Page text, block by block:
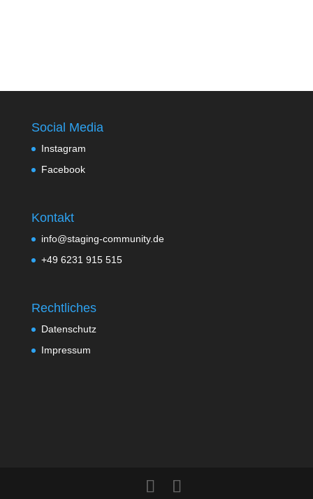
Social Media
Instagram
Facebook
Kontakt
info@staging-community.de
+49 6231 915 515
Rechtliches
Datenschutz
Impressum